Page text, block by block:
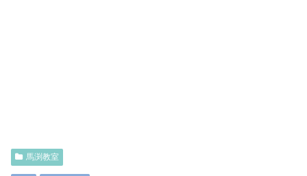
馬渕教室